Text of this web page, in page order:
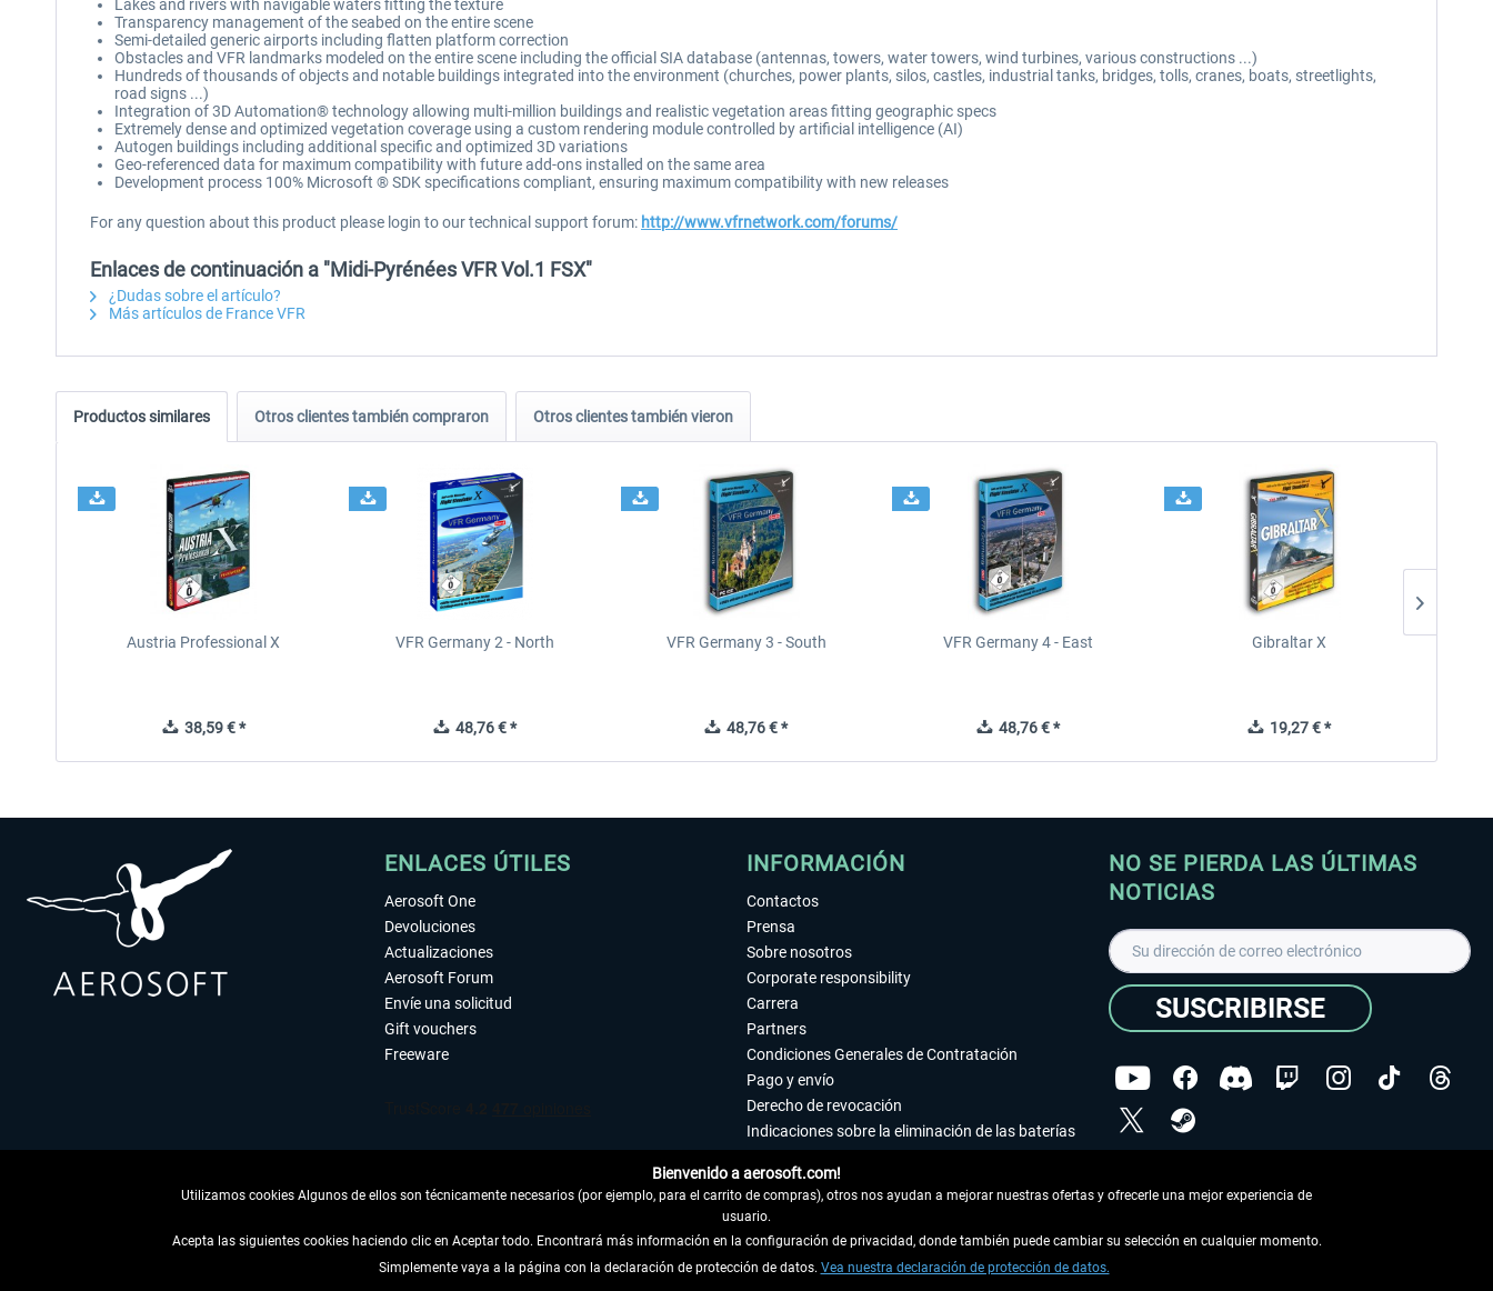
Lakes and rivers with navigable waters fitting the texture
Transparency management of the seabed on the entire scene
Semi-detailed generic airports including flatten platform correction
Obstacles and VFR landmarks modeled on the entire scene including the official SIA database (antennas, towers, water towers, wind turbines, various constructions ...)
Hundreds of thousands of objects and notable buildings integrated into the environment (churches, power plants, silos, castles, industrial tanks, bridges, tolls, cranes, boats, streetlights,
road signs ...)
Integration of 3D Automation® technology allowing multi-million buildings and realistic vegetation areas fitting geographic specs
Extremely dense and optimized vegetation coverage using a custom rendering module controlled by artificial intelligence (AI)
Autogen buildings including additional specific and optimized 3D variations
Geo-referenced data for maximum compatibility with future add-ons installed on the same area
Development process 100% Microsoft ® SDK specifications compliant, ensuring maximum compatibility with new releases
For any question about this product please login to our technical support forum: http://www.vfrnetwork.com/forums/
Enlaces de continuación a "Midi-Pyrénées VFR Vol.1 FSX"
¿Dudas sobre el artículo?
Más artículos de France VFR
Productos similares Otros clientes también compraron Otros clientes también vieron
Austria Professional X
38,59 € *
VFR Germany 2 - North
48,76 € *
VFR Germany 3 - South
48,76 € *
VFR Germany 4 - East
48,76 € *
Gibraltar X
19,27 € *
ENLACES ÚTILES
Aerosoft One
Devoluciones
Actualizaciones
Aerosoft Forum
Envíe una solicitud
Gift vouchers
Freeware
DESISTIR DEL CONTRATO
INFORMACIÓN
Contactos
Prensa
Sobre nosotros
Corporate responsibility
Carrera
Partners
Condiciones Generales de Contratación
Pago y envío
Derecho de revocación
Indicaciones sobre la eliminación de las baterías
Accesibilidad
Aviso legal
NO SE PIERDA LAS ÚLTIMAS
NOTICIAS
SUSCRIBIRSE
Copyright © Aerosoft GmbH - Todos los derechos
Bienvenido a aerosoft.com!
Utilizamos cookies Algunos de ellos son técnicamente necesarios (por ejemplo, para el carrito de compras), otros nos ayudan a mejorar nuestras ofertas y ofrecerle una mejor experiencia de
usuario.
Acepta las siguientes cookies haciendo clic en Aceptar todo. Encontrará más información en la configuración de privacidad, donde también puede cambiar su selección en cualquier momento.
Simplemente vaya a la página con la declaración de protección de datos. Vea nuestra declaración de protección de datos.